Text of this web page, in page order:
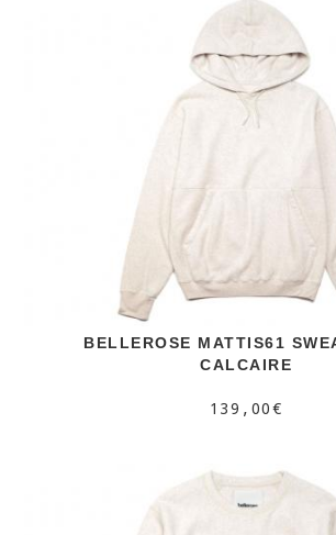
BELLEROSE MATTIS61
CALCAIRE
139,00€